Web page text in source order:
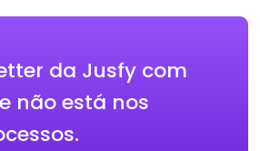
da Jusfy com
não está nos